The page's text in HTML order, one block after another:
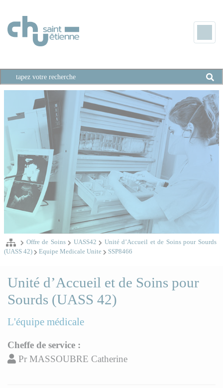
Offre de Soins UASS42
Unité d’Accueil et de Soins pour Sourds
(UASS 42)
Equipe Medicale Unite SSP8466
Unité d’Accueil et de Soins pour
Sourds (UASS 42)
L'équipe médicale
Cheffe de service :
Pr MASSOUBRE Catherine